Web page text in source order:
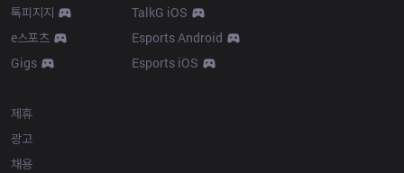
톡피지지
e스포츠
Gigs
TalkG iOS
Esports Android
Esports iOS
제휴
광고
채용